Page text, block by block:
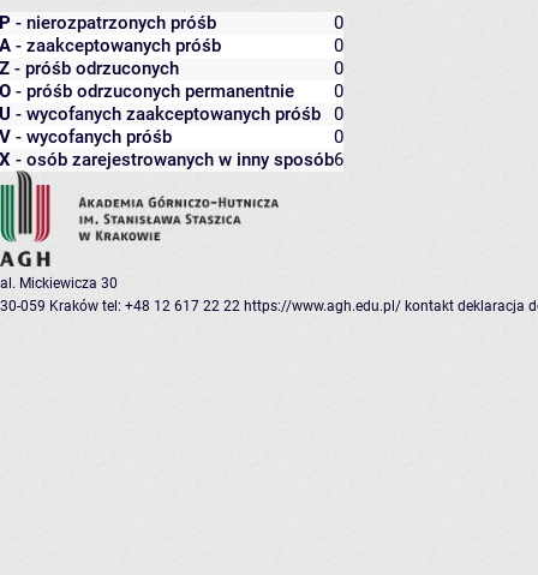
P - nierozpatrzonych próśb
0
A - zaakceptowanych próśb
0
Z - próśb odrzuconych
0
O - próśb odrzuconych permanentnie
0
U - wycofanych zaakceptowanych próśb
0
V - wycofanych próśb
0
X - osób zarejestrowanych w inny sposób6
al. Mickiewicza 30
30-059 Kraków tel: +48 12 617 22 22 https://www.agh.edu.pl/ kontakt deklaracja